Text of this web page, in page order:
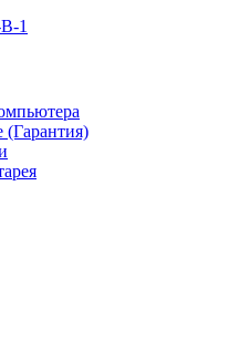
1
(Гарантия)